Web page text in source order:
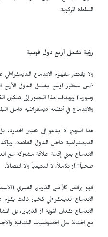
السلطة المركزية.
رؤية تشمل أربع دول قومية
ولا يقتصر مفهوم الاندماج
ضمن منظور أوسع يشمل الدول الأربع
وسوريا) ويهدف هذا التصور إلى تمكين
والاندماج في أنظمة ديمقراطية داخل
هذا النهج لا يدعو إلى تغيير
الديمقراطية داخل الدول القائمة،
الاندماج يعني إقامة علاقة مشتركة مع
صحياً" أو تكاملاً، لا استيعاباً ولا انفصالاً.
فهو يرفض كلاً من الذوبان القسري
الاندماج الديمقراطي كخيار ثالث يقوم
الاندماج فقدان الهوية أو الذوبان، بل
مع الحفاظ على الخصوصيات الثقافية